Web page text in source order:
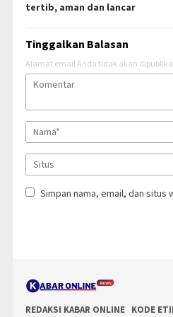
tertib, aman dan lancar
Tinggalkan Balasan
Alamat email Anda tidak akan
Simpan nama, email, dan
REDAKSI KABAR ONLINE KODE